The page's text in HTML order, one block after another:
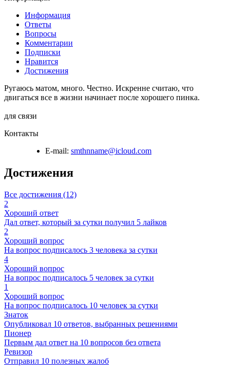
Информация
Ответы
Вопросы
Комментарии
Подписки
Нравится
Достижения
Ругаюсь матом, много. Честно. Искренне считаю, что
двигаться все в жизни начинает после хорошего пинка.
для связи
Контакты
E-mail: smthnname@icloud.com
Достижения
Все достижения (12)
2
Хороший ответ
Дал ответ, который за сутки получил 5 лайков
2
Хороший вопрос
На вопрос подписалось 3 человека за сутки
4
Хороший вопрос
На вопрос подписалось 5 человек за сутки
1
Хороший вопрос
На вопрос подписалось 10 человек за сутки
Знаток
Опубликовал 10 ответов, выбранных решениями
Пионер
Первым дал ответ на 10 вопросов без ответа
Ревизор
Отправил 10 полезных жалоб